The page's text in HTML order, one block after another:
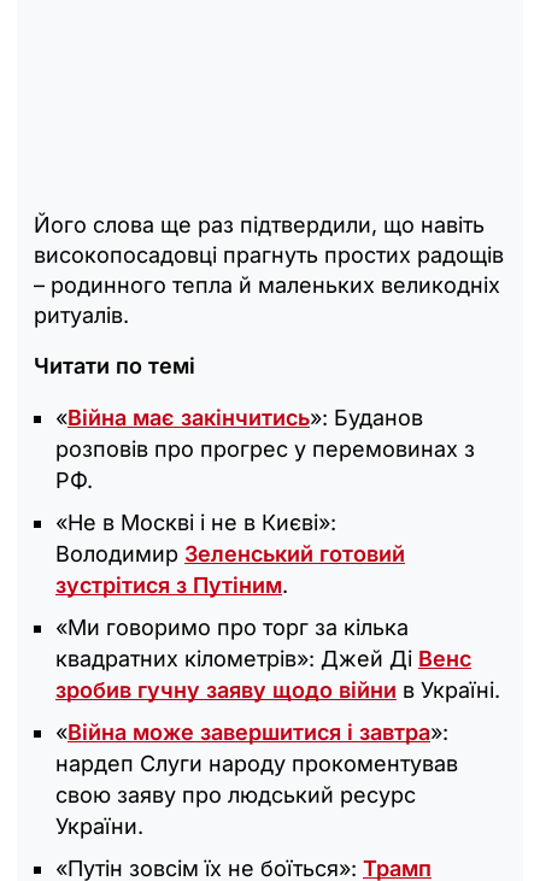
Його слова ще раз підтвердили, що навіть
високопосадовці прагнуть простих радощів
– родинного тепла й маленьких великодніх
ритуалів.
Читати по темі
«Війна має закінчитись»: Буданов
розповів про прогрес у перемовинах з
РФ.
«Не в Москві і не в Києві»:
Володимир Зеленський готовий
зустрітися з Путіним.
«Ми говоримо про торг за кілька
квадратних кілометрів»: Джей Ді Венс
зробив гучну заяву щодо війни в Україні.
«Війна може завершитися і завтра»:
нардеп Слуги народу прокоментував
свою заяву про людський ресурс
України.
«Путін зовсім їх не боїться»: Трамп